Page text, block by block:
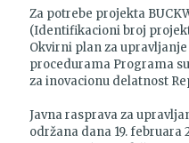
Za potrebe projekta
(Identifikacioni broj
Okvirni plan za
procedurama Programa
za inovacionu delatnost
Javna rasprava za
održana dana 19. februara